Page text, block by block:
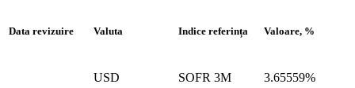
Data revizuire Valuta Indice referința Valoare, %
USD SOFR 3M 3.65559%